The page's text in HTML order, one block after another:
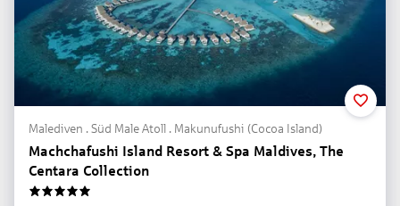
Malediven . Süd Male Atoll . Makunufushi (Cocoa Island)
Machchafushi Island Resort & Spa Maldives, The
Centara Collection